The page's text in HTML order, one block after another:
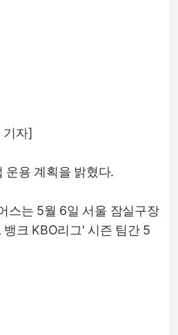
기자]
운용 계획을 밝혔다.
스는 5월 6일 서울 잠실구장
크 KBO리그' 시즌 팀간 5